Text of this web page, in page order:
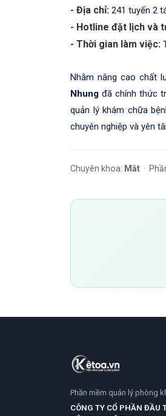
- Địa chỉ: 241 tuyến 2
- Hotline đặt lịch và
- Thời gian làm việc:
Nhằm nâng cao chất
Nhung đã chính thức
quản lý khám chữa
chuyên nghiệp và yên
Chuyên khoa: Mắt ·
Phần mềm quản lý phòng
CÔNG TY CỔ PHẦN ĐẦU